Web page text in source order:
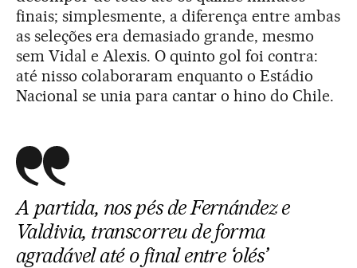
finais; simplesmente, a diferença entre ambas
as seleções era demasiado grande, mesmo
sem Vidal e Alexis. O quinto gol foi contra:
até nisso colaboraram enquanto o Estádio
Nacional se unia para cantar o hino do Chile.
A partida, nos pés de Fernández e
Valdivia, transcorreu de forma
agradável até o final entre ‘olés’